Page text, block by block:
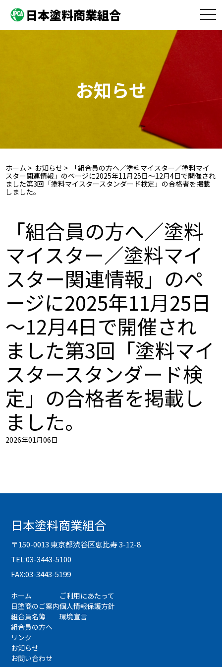
日本塗料商業組合
toggle
お知らせ
ホーム > お知らせ > 「組合員の方へ／塗料マイスター／塗料マイ
スター関連情報」のページに2025年11月25日～12月4日で開催され
ました第3回「塗料マイスタースタンダード検定」の合格者を掲載
しました。
「組合員の方へ／塗料
マイスター／塗料マイ
スター関連情報」のペ
ージに2025年11月25日
～12月4日で開催され
ました第3回「塗料マイ
スタースタンダード検
定」の合格者を掲載し
ました。
2026年01月06日
日本塗料商業組合
〒150-0013 東京都渋谷区恵比寿 3-12-8
TEL:03-3443-5100
FAX:03-3443-5199
ホーム
日塗商のご案内
組合員名簿
組合員の方へ
リンク
お知らせ
お問い合わせ
ご利用にあたって
個人情報保護方針
環境宣言